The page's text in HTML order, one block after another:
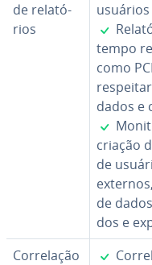
de re­la­tó­
rios
✓
tempo
como
dados e
✓
criação
de
de
dos e
Cor­re­la­ção
✓